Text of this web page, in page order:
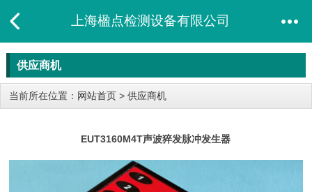
上海楹点检测设备有限公司
供应商机
当前所在位置： 网站首页 > 供应商机
EUT3160M4T声波猝发脉冲发生器